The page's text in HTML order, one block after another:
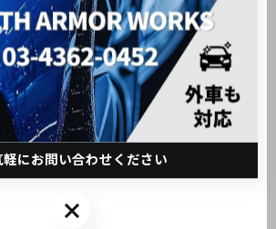
状態や使用状況に応じたカスタマイ
ロは一台一台の車に合わせた最適な
の仕上がりを提供します。こうした
入れることで、カーコーティングの
き出し、長持ちさせることができま
軽にお問い合わせください
軽にお問い合わせください